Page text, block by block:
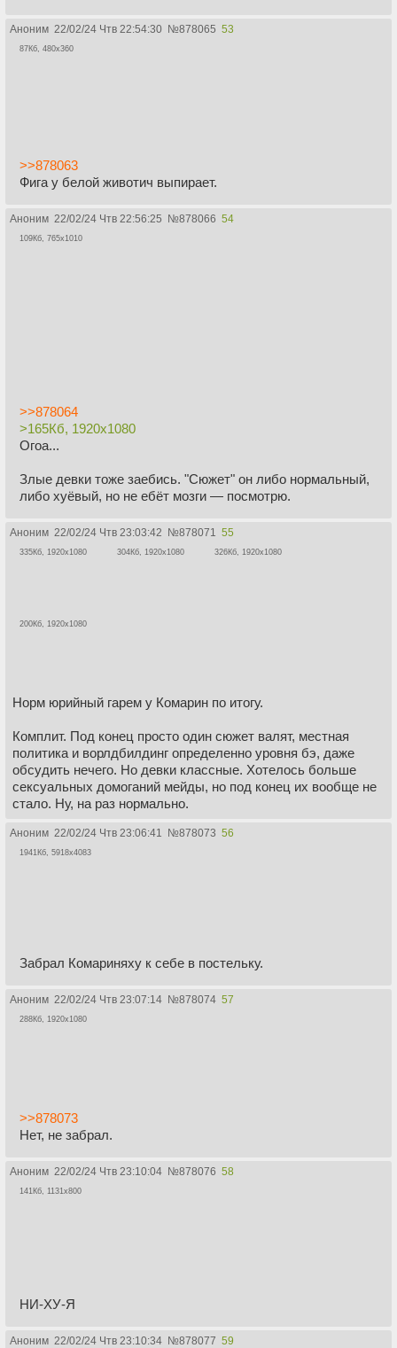
Аноним 22/02/24 Чтв 22:54:30 №878065 53
87Кб, 480x360
>>878063
Фига у белой животич выпирает.
Аноним 22/02/24 Чтв 22:56:25 №878066 54
109Кб, 765x1010
>>878064
>165Кб, 1920x1080
Огоа...
Злые девки тоже заебись. "Сюжет" он либо нормальный,
либо хуёвый, но не ебёт мозги — посмотрю.
Аноним 22/02/24 Чтв 23:03:42 №878071 55
335Кб, 1920x1080 304Кб, 1920x1080 326Кб, 1920x1080
200Кб, 1920x1080
Норм юрийный гарем у Комарин по итогу.
Комплит. Под конец просто один сюжет валят, местная
политика и ворлдбилдинг определенно уровня бэ, даже
обсудить нечего. Но девки классные. Хотелось больше
сексуальных домоганий мейды, но под конец их вообще не
стало. Ну, на раз нормально.
Аноним 22/02/24 Чтв 23:06:41 №878073 56
1941Кб, 5918x4083
Забрал Комариняху к себе в постельку.
Аноним 22/02/24 Чтв 23:07:14 №878074 57
288Кб, 1920x1080
>>878073
Нет, не забрал.
Аноним 22/02/24 Чтв 23:10:04 №878076 58
141Кб, 1131x800
НИ-ХУ-Я
Аноним 22/02/24 Чтв 23:10:34 №878077 59